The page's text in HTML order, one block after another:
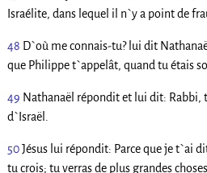
Israélite, dans lequel il n`y a point de
48 D`où me connais-tu? lui dit
que Philippe t`appelât, quand tu étais
49 Nathanaël répondit et lui dit: Rabbi,
d`Israël.
50Jésus lui répondit: Parce que je t`ai
tu crois; tu verras de plus grandes